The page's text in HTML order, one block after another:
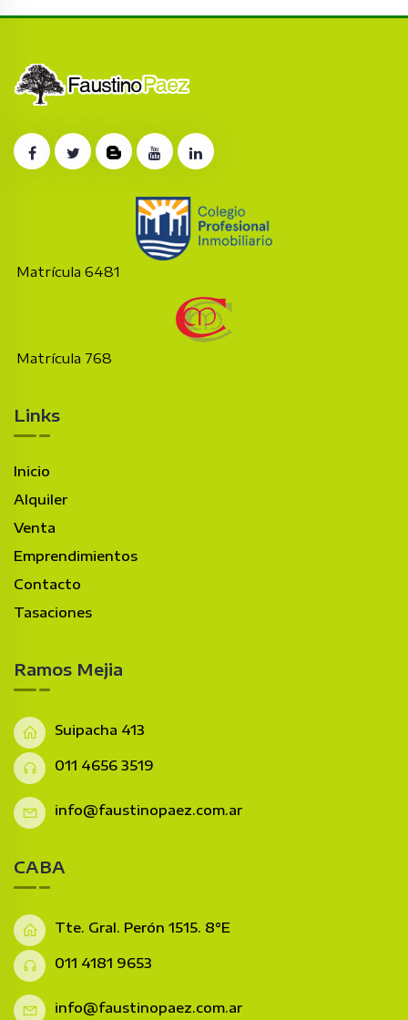
Matrícula 6481
Matrícula 768
Links
Inicio
Alquiler
Venta
Emprendimientos
Contacto
Tasaciones
Ramos Mejia
Suipacha 413
011 4656 3519
info@faustinopaez.com.ar
CABA
Tte. Gral. Perón 1515. 8°E
011 4181 9653
info@faustinopaez.com.ar